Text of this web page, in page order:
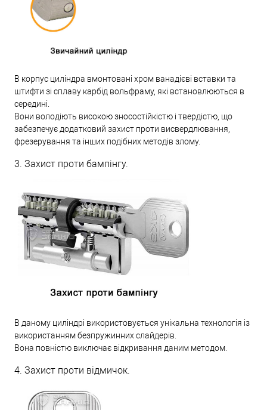
В корпус циліндра вмонтовані хром ванадієві вставки та
штифти зі сплаву карбід вольфраму, які встановлюються в
середині.
Вони володіють високою зносостійкістю і твердістю, що
забезпечує додатковий захист проти висвердлювання,
фрезерування та інших подібних методів злому.
3. Захист проти бампінгу.
В даному циліндрі використовується унікальна технологія із
використанням безпружинних слайдерів.
Вона повністю виключає відкривання даним методом.
4. Захист проти відмичок.